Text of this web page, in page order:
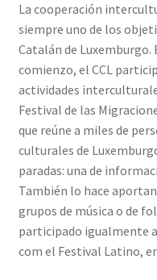
La cooperación
siempre uno de los
Catalán de Luxemburgo.
comienzo, el CCL
actividades
Festival de las
que reúne a miles de
culturales de
paradas: una de
También lo hace
grupos de música o de
participado igualmente
com el Festival Latino,